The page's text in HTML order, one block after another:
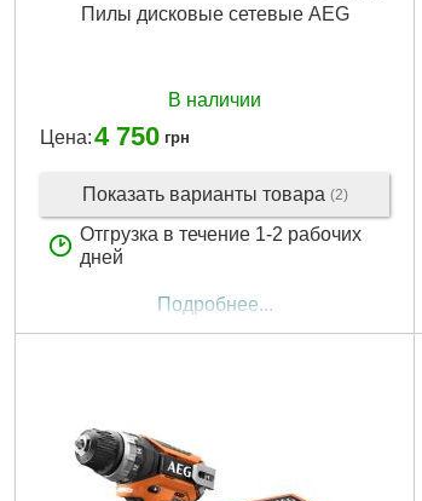
Пилы дисковые сетевые AEG
В наличии
Цена:4 750 грн
Показать варианты товара (2)
Отгрузка в течение 1-2 рабочих
дней
Подробнее...